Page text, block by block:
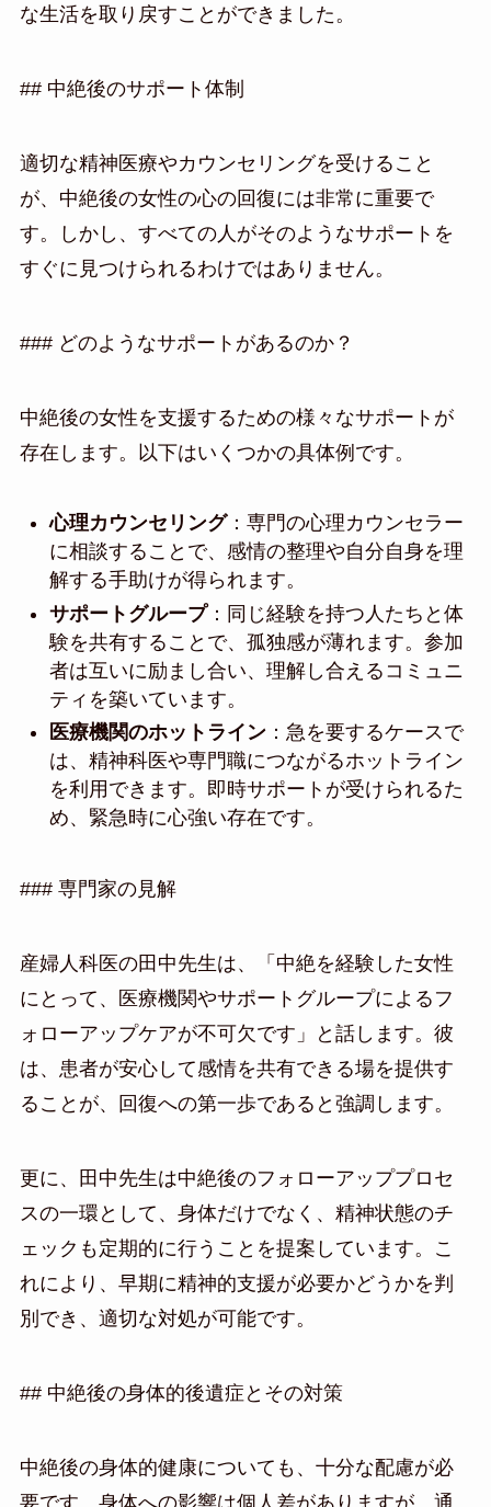
な生活を取り戻すことができました。
## 中絶後のサポート体制
適切な精神医療やカウンセリングを受けること
が、中絶後の女性の心の回復には非常に重要で
す。しかし、すべての人がそのようなサポートを
すぐに見つけられるわけではありません。
### どのようなサポートがあるのか？
中絶後の女性を支援するための様々なサポートが
存在します。以下はいくつかの具体例です。
心理カウンセリング：専門の心理カウンセラー
に相談することで、感情の整理や自分自身を理
解する手助けが得られます。
サポートグループ：同じ経験を持つ人たちと体
験を共有することで、孤独感が薄れます。参加
者は互いに励まし合い、理解し合えるコミュニ
ティを築いています。
医療機関のホットライン：急を要するケースで
は、精神科医や専門職につながるホットライン
を利用できます。即時サポートが受けられるた
め、緊急時に心強い存在です。
### 専門家の見解
産婦人科医の田中先生は、「中絶を経験した女性
にとって、医療機関やサポートグループによるフ
ォローアップケアが不可欠です」と話します。彼
は、患者が安心して感情を共有できる場を提供す
ることが、回復への第一歩であると強調します。
更に、田中先生は中絶後のフォローアッププロセ
スの一環として、身体だけでなく、精神状態のチ
ェックも定期的に行うことを提案しています。こ
れにより、早期に精神的支援が必要かどうかを判
別でき、適切な対処が可能です。
## 中絶後の身体的後遺症とその対策
中絶後の身体的健康についても、十分な配慮が必
要です。身体への影響は個人差がありますが、通